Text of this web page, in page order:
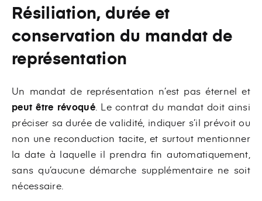
Résiliation, durée et
conservation du mandat de
représentation
Un mandat de représentation n’est pas éternel et
peut être révoqué. Le contrat du mandat doit ainsi
préciser sa durée de validité, indiquer s’il prévoit ou
non une reconduction tacite, et surtout mentionner
la date à laquelle il prendra fin automatiquement,
sans qu’aucune démarche supplémentaire ne soit
nécessaire.